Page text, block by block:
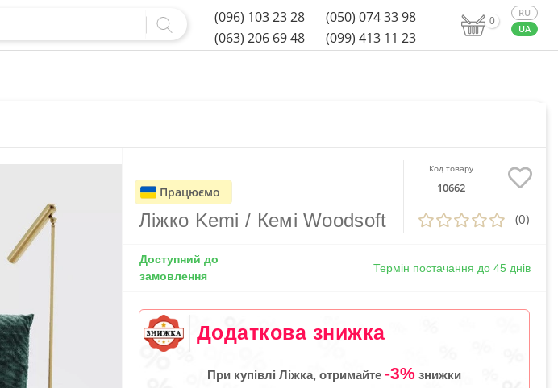
(096) 103 23 28
(050) 074 33 98
(063) 206 69 48
(099) 413 11 23
0
Працюємо
Ліжко Kemi / Кемі Woodsoft
Код товару
10662
(0)
Доступний до
замовлення
Термін постачання до 45 днів
Додаткова знижка
При купівлі Ліжка, отримайте -3%знижки